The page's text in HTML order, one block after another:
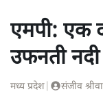
एमपी: एक
उफनती
मध्य प्रदेश संजीव